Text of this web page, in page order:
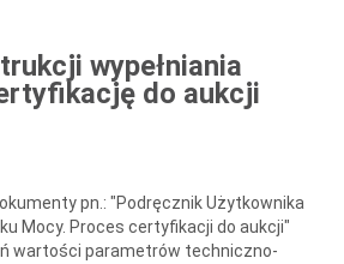
wypełniania
do aukcji
pn.: "Podręcznik Użytkownika
Mocy. Proces certyfikacji do aukcji"
wartości parametrów techniczno-